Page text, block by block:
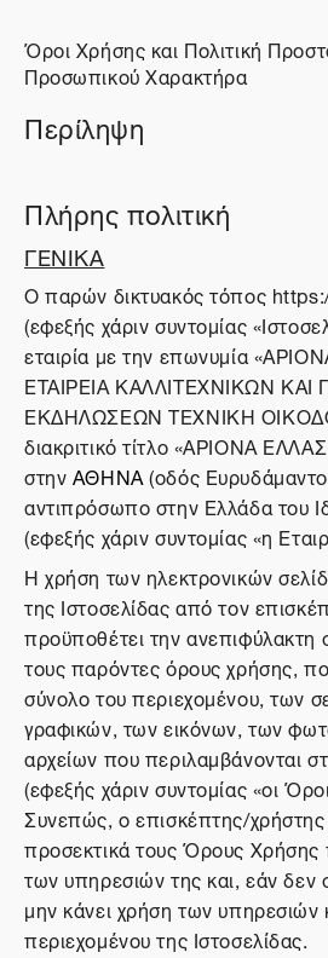
Όροι Χρήσης και Πολιτική
Προσωπικού Χαρακτήρα
Περίληψη
Πλήρης πολιτική
ΓΕΝΙΚΑ
O παρών δικτυακός τόπος
(εφεξής χάριν συντομίας
εταιρία με την επωνυμία
ΕΤΑΙΡΕΙΑ ΚΑΛΛΙΤΕΧΝΙΚΩΝ ΚΑΙ
ΕΚΔΗΛΩΣΕΩΝ ΤΕΧΝΙΚΗ
διακριτικό τίτλο «ΑΡΙΟΝΑ
στηνΑΘΗΝΑ(οδός
αντιπρόσωπο στην Ελλάδα του
(εφεξής χάριν συντομίας «η
Η χρήση των ηλεκτρονικών
της Ιστοσελίδας από τον
προϋποθέτει την ανεπιφύλακτη
τους παρόντες όρους χρήσης,
σύνολο του περιεχομένου, των
γραφικών, των εικόνων, των
αρχείων που περιλαμβάνονται
(εφεξής χάριν συντομίας «οι
Συνεπώς, ο επισκέπτης/χρήστης
προσεκτικά τους Όρους
των υπηρεσιών της και, εάν δεν
μην κάνει χρήση των υπηρεσιών
περιεχομένου της Ιστοσελίδας.